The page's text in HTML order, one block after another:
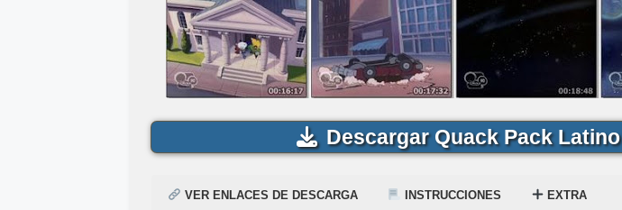
Descargar Quack Pack Latino
VER ENLACES DE DESCARGA INSTRUCCIONES EXTRA